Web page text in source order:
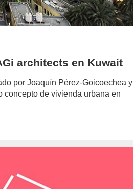
architects en Kuwait
por Joaquín Pérez-Goicoechea y
concepto de vivienda urbana en